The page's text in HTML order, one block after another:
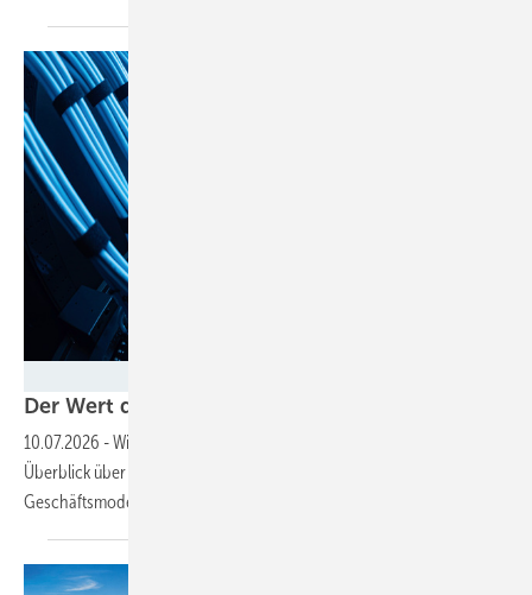
Der Wert der ­Kilowattstunde
10.07.2026 -Wie Daten Anlagenbetreibern dabei helfen, den
Überblick über die kaufmännische Betriebsführung und die
Geschäftsmodelle zu